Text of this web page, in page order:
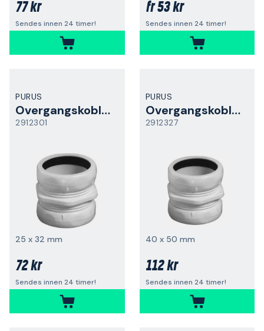
77 kr
Sendes innen 24 timer!
fr53 kr
Sendes innen 24 timer!
PURUS
Overgangskobling
2912301
25 x 32 mm
72 kr
Sendes innen 24 timer!
PURUS
Overgangskobling
2912327
40 x 50 mm
112 kr
Sendes innen 24 timer!